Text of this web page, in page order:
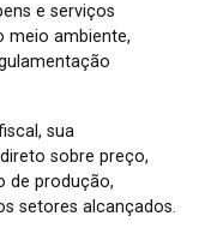
e serviços
meio ambiente,
sua
sobre preço,
de produção,
setores alcançados.